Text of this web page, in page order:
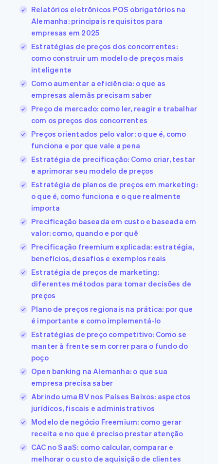
Relatórios eletrônicos POS obrigatórios na
Alemanha: principais requisitos para
empresas em 2025
Estratégias de preços dos concorrentes:
como construir um modelo de preços mais
inteligente
Como aumentar a eficiência: o que as
empresas alemãs precisam saber
Preço de mercado: como ler, reagir e trabalhar
com os preços dos concorrentes
Preços orientados pelo valor: o que é, como
funciona e por que vale a pena
Estratégia de precificação: Como criar, testar
e aprimorar seu modelo de preços
Estratégia de planos de preços em marketing:
o que é, como funciona e o que realmente
importa
Precificação baseada em custo e baseada em
valor: como, quando e por quê
Precificação freemium explicada: estratégia,
benefícios, desafios e exemplos reais
Estratégia de preços de marketing:
diferentes métodos para tomar decisões de
preços
Plano de preços regionais na prática: por que
é importante e como implementá-lo
Estratégias de preço competitivo: Como se
manter à frente sem correr para o fundo do
poço
Open banking na Alemanha: o que sua
empresa precisa saber
Abrindo uma BV nos Países Baixos: aspectos
jurídicos, fiscais e administrativos
Modelo de negócio Freemium: como gerar
receita e no que é preciso prestar atenção
CAC no SaaS: como calcular, comparar e
melhorar o custo de aquisição de clientes